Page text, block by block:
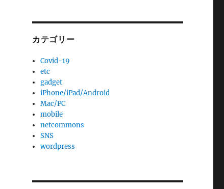
カテゴリー
Covid-19
etc
gadget
iPhone/iPad/Android
Mac/PC
mobile
netcommons
SNS
wordpress